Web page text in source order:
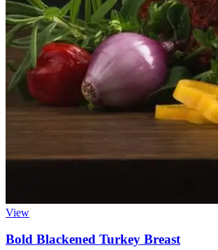
View
Bold Blackened Turkey Breast